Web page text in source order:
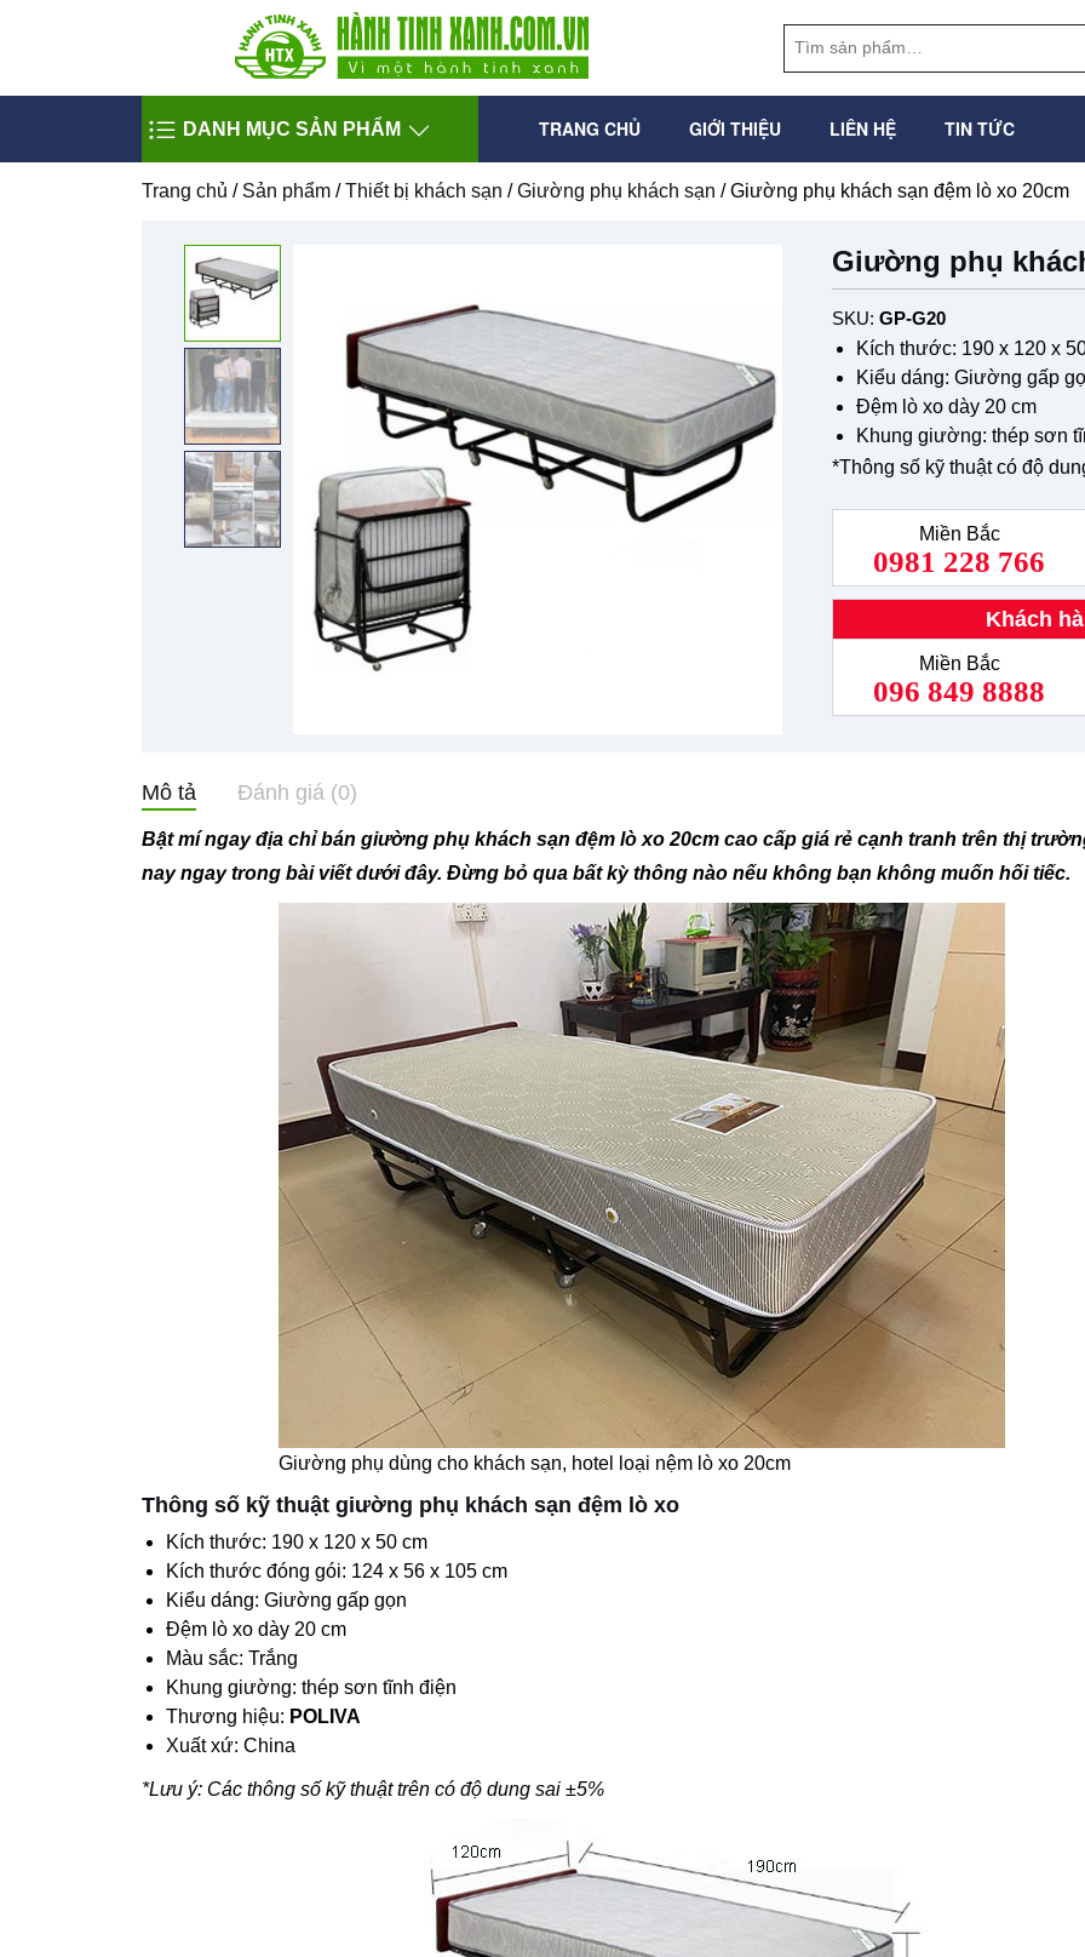
DANH MỤC SẢN PHẨM TRANG CHỦ GIỚI THIỆU LIÊN HỆ TIN TỨC
Trang chủ / Sản phẩm /Thiết bị khách sạn /Giường phụ khách sạn / Giường phụ khách sạn đệm lò xo 20cm
Giường phụ
SKU: GP-G20
Kích thước: 190 x 120 x
Kiểu dáng: Giường gấp
Đệm lò xo dày 20 cm
Khung giường: thép sơn
*Thông số kỹ thuật có độ
Miền Bắc
0981 228 766
Khách
Miền Bắc
096 849 8888
Mô tả Đánh giá (0)
Bật mí ngay địa chỉ bán giường phụ khách sạn đệm lò xo 20cm cao cấp giá rẻ cạnh tranh trên thị
nay ngay trong bài viết dưới đây. Đừng bỏ qua bất kỳ thông nào nếu không bạn không muốn hối tiếc.
Giường phụ dùng cho khách sạn, hotel loại nệm lò xo 20cm
Thông số kỹ thuật giường phụ khách sạn đệm lò xo
Kích thước: 190 x 120 x 50 cm
Kích thước đóng gói: 124 x 56 x 105 cm
Kiểu dáng: Giường gấp gọn
Đệm lò xo dày 20 cm
Màu sắc: Trắng
Khung giường: thép sơn tĩnh điện
Thương hiệu: POLIVA
Xuất xứ: China
*Lưu ý: Các thông số kỹ thuật trên có độ dung sai ±5%